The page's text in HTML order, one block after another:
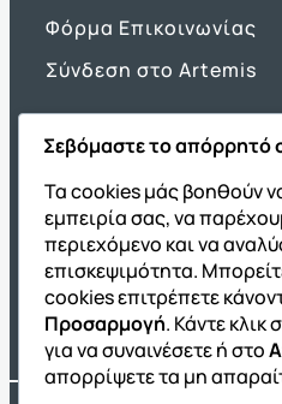
Φόρμα Επικοινωνίας
Σύνδεση στο Artemis
Όμιλος
Σχολική
Εκδόσεις
Franchise
Σεβόμαστε το απόρρητό
Τα cookies μάς βοηθούν
εμπειρία σας, να
περιεχόμενο και να
επισκεψιμότητα.
cookies επιτρέπετε
Προσαρμογή. Κάντε κλικ
για να συναινέσετε ή στο
απορρίψετε τα μη